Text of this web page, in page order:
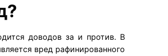
доводов за и против. В
вред рафинированного